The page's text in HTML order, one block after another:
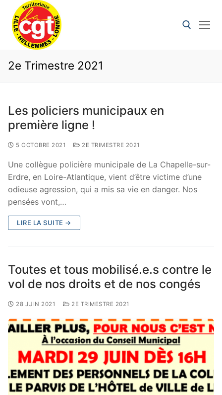
2e Trimestre 2021
Les policiers municipaux en
première ligne !
5 OCTOBRE 2021 2E TRIMESTRE 2021
Une collègue policière municipale de La Chapelle-sur-
Erdre, en Loire-Atlantique, vient d’être victime d’une
odieuse agression, qui a mis sa vie en danger. Nos
pensées vont,…
LIRE LA SUITE →
Toutes et tous mobilisé.e.s contre le
vol de nos droits et de nos congés
28 JUIN 2021 2E TRIMESTRE 2021